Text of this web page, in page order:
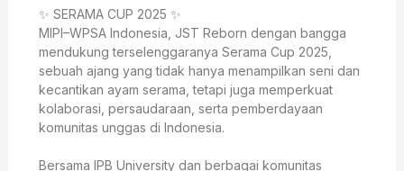
✨ SERAMA CUP 2025 ✨
MIPI–WPSA Indonesia, JST Reborn dengan bangga
mendukung terselenggaranya Serama Cup 2025,
sebuah ajang yang tidak hanya menampilkan seni dan
kecantikan ayam serama, tetapi juga memperkuat
kolaborasi, persaudaraan, serta pemberdayaan
komunitas unggas di Indonesia.
Bersama IPB University dan berbagai komunitas